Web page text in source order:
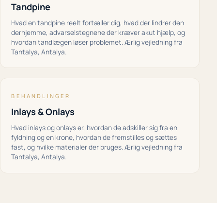
Tandpine
Hvad en tandpine reelt fortæller dig, hvad der lindrer den
derhjemme, advarselstegnene der kræver akut hjælp, og
hvordan tandlægen løser problemet. Ærlig vejledning fra
Tantalya, Antalya.
BEHANDLINGER
Inlays & Onlays
Hvad inlays og onlays er, hvordan de adskiller sig fra en
fyldning og en krone, hvordan de fremstilles og sættes
fast, og hvilke materialer der bruges. Ærlig vejledning fra
Tantalya, Antalya.